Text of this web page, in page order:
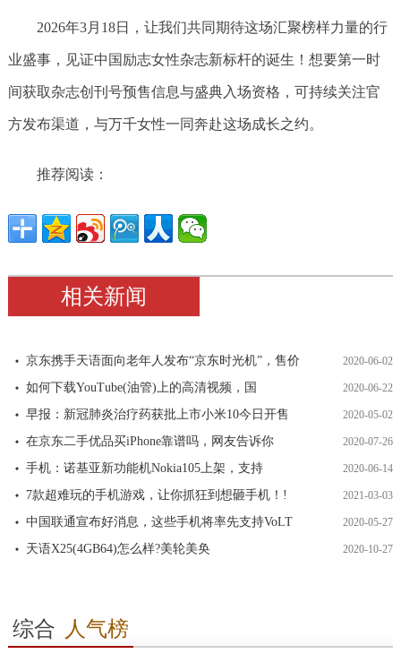
2026年3月18日，让我们共同期待这场汇聚榜样力量的行
业盛事，见证中国励志女性杂志新标杆的诞生！想要第一时
间获取杂志创刊号预售信息与盛典入场资格，可持续关注官
方发布渠道，与万千女性一同奔赴这场成长之约。
推荐阅读：
相关新闻
京东携手天语面向老年人发布“京东时光机”，售价 2020-06-02
如何下载YouTube(油管)上的高清视频，国 2020-06-22
早报：新冠肺炎治疗药获批上市小米10今日开售 2020-05-02
在京东二手优品买iPhone靠谱吗，网友告诉你 2020-07-26
手机：诺基亚新功能机Nokia105上架，支持 2020-06-14
7款超难玩的手机游戏，让你抓狂到想砸手机！! 2021-03-03
中国联通宣布好消息，这些手机将率先支持VoLT 2020-05-27
天语X25(4GB64)怎么样?美轮美奂 2020-10-27
综合 人气榜